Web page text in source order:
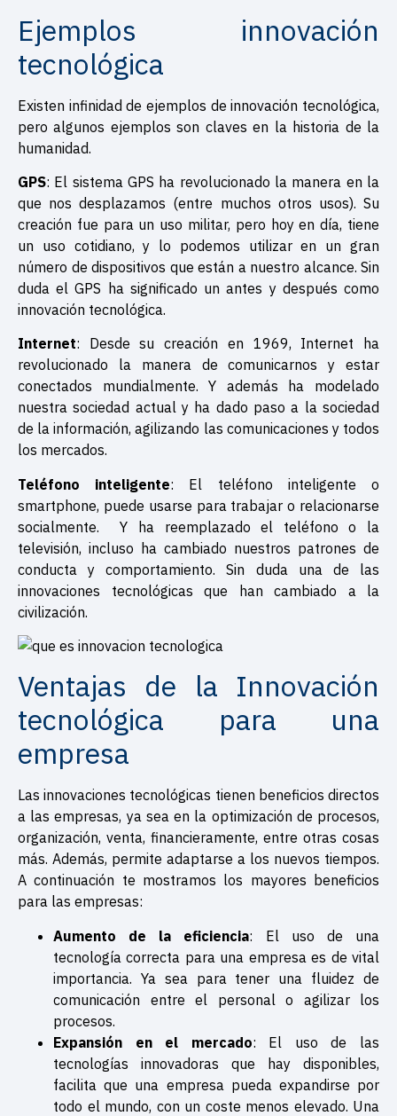
Ejemplos innovación
tecnológica
Existen infinidad de ejemplos de innovación tecnológica,
pero algunos ejemplos son claves en la historia de la
humanidad.
GPS: El sistema GPS ha revolucionado la manera en la
que nos desplazamos (entre muchos otros usos). Su
creación fue para un uso militar, pero hoy en día, tiene
un uso cotidiano, y lo podemos utilizar en un gran
número de dispositivos que están a nuestro alcance. Sin
duda el GPS ha significado un antes y después como
innovación tecnológica.
Internet: Desde su creación en 1969, Internet ha
revolucionado la manera de comunicarnos y estar
conectados mundialmente. Y además ha modelado
nuestra sociedad actual y ha dado paso a la sociedad
de la información, agilizando las comunicaciones y todos
los mercados.
Teléfono inteligente: El teléfono inteligente o
smartphone, puede usarse para trabajar o relacionarse
socialmente. Y ha reemplazado el teléfono o la
televisión, incluso ha cambiado nuestros patrones de
conducta y comportamiento. Sin duda una de las
innovaciones tecnológicas que han cambiado a la
civilización.
Ventajas de la Innovación
tecnológica para una
empresa
Las innovaciones tecnológicas tienen beneficios directos
a las empresas, ya sea en la optimización de procesos,
organización, venta, financieramente, entre otras cosas
más. Además, permite adaptarse a los nuevos tiempos.
A continuación te mostramos los mayores beneficios
para las empresas:
Aumento de la eficiencia: El uso de una
tecnología correcta para una empresa es de vital
importancia. Ya sea para tener una fluidez de
comunicación entre el personal o agilizar los
procesos.
Expansión en el mercado: El uso de las
tecnologías innovadoras que hay disponibles,
facilita que una empresa pueda expandirse por
todo el mundo, con un coste menos elevado. Una